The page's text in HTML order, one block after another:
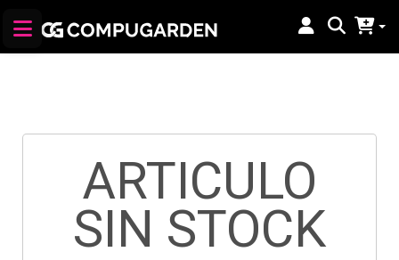
ARTICULO
SIN STOCK